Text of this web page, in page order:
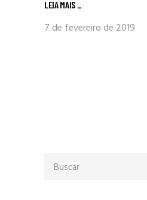
LEIA MAIS _
7 de fevereiro de 2019
por: